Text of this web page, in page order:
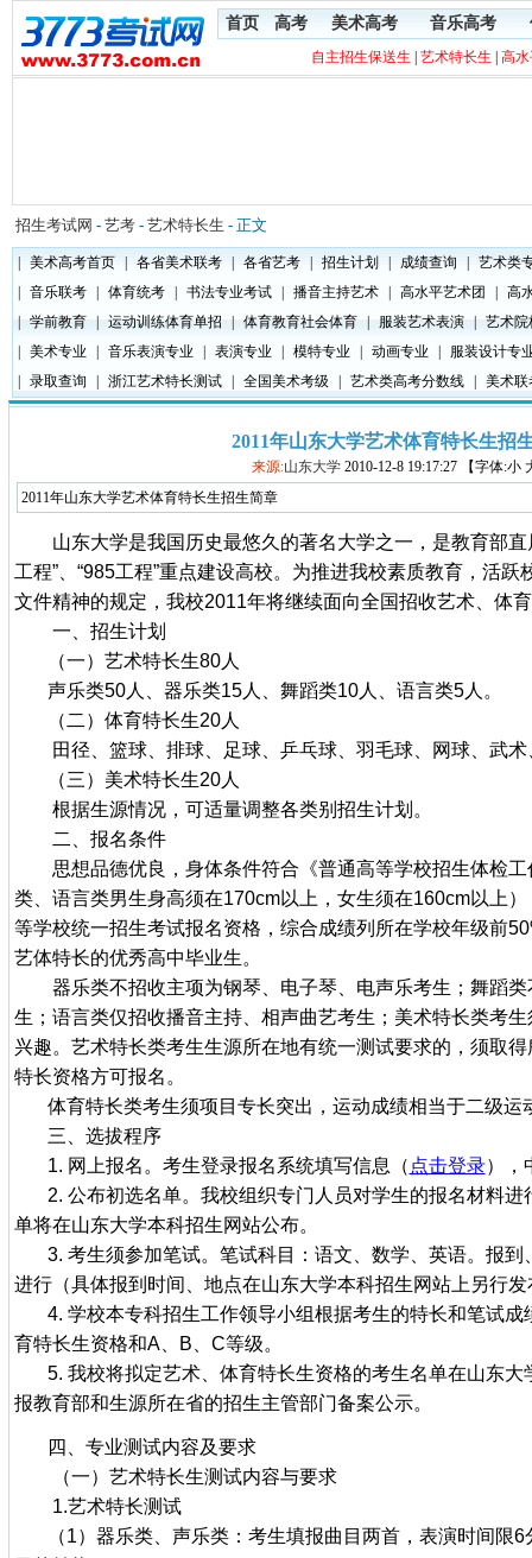
首页 高考 美术高考 音乐高考
自主招生保送生 艺术特长生 高
招生考试网 - 艺考 - 艺术特长生 - 正文
美术高考首页 各省美术联考 各省艺考 招生计划 成绩查询
艺术类
音乐联考 体育统考 书法专业考试 播音主持艺术 高水平艺术团
高
学前教育 运动训练体育单招 体育教育社会体育 服装艺术表演
艺术院
美术专业 音乐表演专业 表演专业 模特专业 动画专业
服装设计专
录取查询 浙江艺术特长测试 全国美术考级 艺术类高考分数线 美术联
2011年山东大学艺术体育特长生招
来源:山东大学 2010-12-8 19:17:27 【字体:小
2011年山东大学艺术体育特长生招生简章
山东大学是我国历史最悠久的著名大学之一，是教育部直
工程”、“985工程”重点建设高校。为推进我校素质教育，活
文件精神的规定，我校2011年将继续面向全国招收艺术、体
一、招生计划
（一）艺术特长生80人
声乐类50人、器乐类15人、舞蹈类10人、语言类5人。
（二）体育特长生20人
田径、篮球、排球、足球、乒乓球、羽毛球、网球、武
（三）美术特长生20人
根据生源情况，可适量调整各类别招生计划。
二、报名条件
思想品德优良，身体条件符合《普通高等学校招生体检工
类、语言类男生身高须在170cm以上，女生须在160cm以上
等学校统一招生考试报名资格，综合成绩列所在学校年级前
艺体特长的优秀高中毕业生。
器乐类不招收主项为钢琴、电子琴、电声乐考生；舞蹈类
生；语言类仅招收播音主持、相声曲艺考生；美术特长类考
兴趣。艺术特长类考生生源所在地有统一测试要求的，须取
特长资格方可报名。
体育特长类考生须项目专长突出，运动成绩相当于二级运
三、选拔程序
1. 网上报名。考生登录报名系统填写信息（ 点击登录），
2. 公布初选名单。我校组织专门人员对学生的报名材料进
单将在山东大学本科招生网站公布。
3. 考生须参加笔试。笔试科目：语文、数学、英语。报到
进行（具体报到时间、地点在山东大学本科招生网站上另行发
4. 学校本专科招生工作领导小组根据考生的特长和笔试成
育特长生资格和A、B、C等级。
5. 我校将拟定艺术、体育特长生资格的考生名单在山东大
报教育部和生源所在省的招生主管部门备案公示。
四、专业测试内容及要求
（一）艺术特长生测试内容与要求
1.艺术特长测试
（1）器乐类、声乐类：考生填报曲目两首，表演时间限6